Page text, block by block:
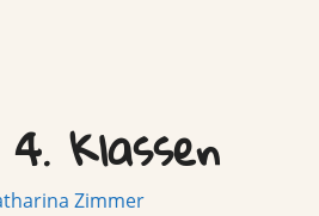
Klassen
Zimmer